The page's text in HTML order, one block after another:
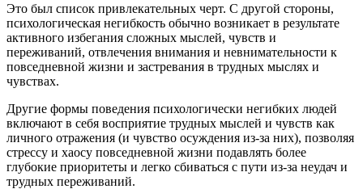
Это был список привлекательных черт. С другой стороны,
психологическая негибкость обычно возникает в результате
активного избегания сложных мыслей, чувств и
переживаний, отвлечения внимания и невнимательности к
повседневной жизни и застревания в трудных мыслях и
чувствах.
Другие формы поведения психологически негибких людей
включают в себя восприятие трудных мыслей и чувств как
личного отражения (и чувство осуждения из-за них), позволяя
стрессу и хаосу повседневной жизни подавлять более
глубокие приоритеты и легко сбиваться с пути из-за неудач и
трудных переживаний.